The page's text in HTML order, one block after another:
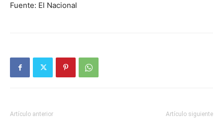
Fuente: El Nacional
Artículo anterior Artículo siguiente